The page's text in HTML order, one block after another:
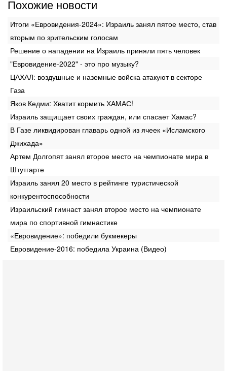
Похожие новости
Итоги «Евровидения-2024»: Израиль занял пятое место, став
вторым по зрительским голосам
Решение о нападении на Израиль приняли пять человек
"Евровидение-2022" - это про музыку?
ЦАХАЛ: воздушные и наземные войска атакуют в секторе
Газа
Яков Кедми: Хватит кормить ХАМАС!
Израиль защищает своих граждан, или спасает Хамас?
В Газе ликвидирован главарь одной из ячеек «Исламского
Джихада»
Артем Долгопят занял второе место на чемпионате мира в
Штутгарте
Израиль занял 20 место в рейтинге туристической
‎конкурентоспособности
Израильский гимнаст занял второе место на чемпионате
мира по ‎спортивной гимнастике
«Евровидение»: победили букмекеры
Евровидение-2016: победила Украина (Видео)